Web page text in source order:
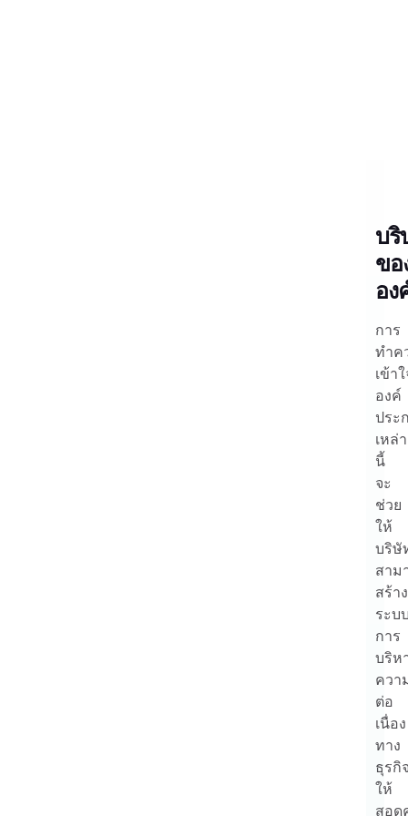
บริ
ขอ
อง
การ
ทำค
เข้า
องค์
ประ
เหล่า
นี้
จะ
ช่วย
ให้
บริษั
สาม
สร้าง
ระบบ
การ
บริห
ควา
ต่อ
เนื่อง
ทาง
ธุรกิจ
ให้
สอด